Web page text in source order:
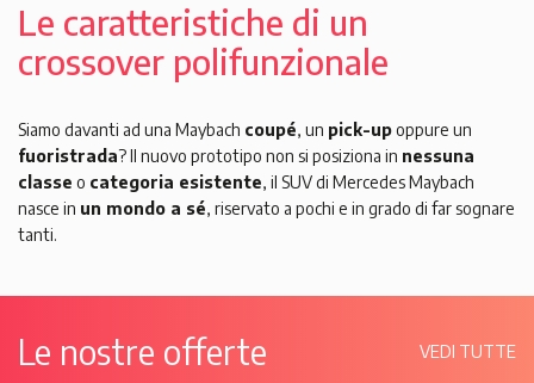
Le caratteristiche di un
crossover polifunzionale
Siamo davanti ad una Maybach coupé, un pick-upoppure un
fuoristrada? Il nuovo prototipo non si posiziona in nessuna
classe o categoria esistente, il SUV di Mercedes Maybach
nasce in un mondo a sé, riservato a pochi e in grado di far sognare
tanti.
Le nostre offerte VEDI TUTTE